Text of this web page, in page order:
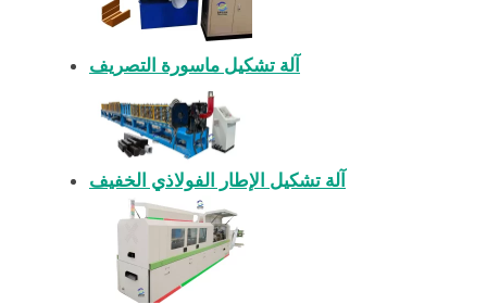
آلة تشكيل ماسورة التصريف
آلة تشكيل الإطار الفولاذي الخفيف